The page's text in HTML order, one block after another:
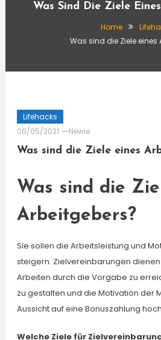
Was Sind Die Ziele
Home
Was sind die Ziele eines
Lifehacks
06/05/2021
Newie
Was sind die Ziele eines
Was sind die
Arbeitgebers?
Sie sollen die Arbeitsleistung und
steigern. Zielvereinbarungen
Arbeiten durch die Vorgabe zu
zu gestalten und die Motivation der
Aussicht auf eine Bonuszahlung
Welche Ziele für